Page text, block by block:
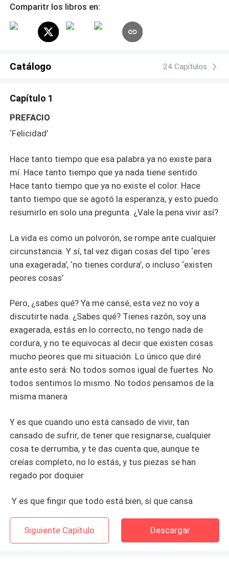
dará un giro en la vida de los 3. ¿Podrán continuar juntos
vida normal aún estando tan rotos?
Comparitr los libros en:
Catálogo 24 Capítulos
Capítulo 1
PREFACIO
‘Felicidad’
Hace tanto tiempo que esa palabra ya no existe para
mí. Hace tanto tiempo que ya nada tiene sentido.
Hace tanto tiempo que ya no existe el color. Hace
tanto tiempo que se agotó la esperanza, y esto puedo
resumirlo en solo una pregunta. ¿Vale la pena vivir así?
La vida es como un polvorón, se rompe ante cualquier
circunstancia. Y sí, tal vez digan cosas del tipo ‘eres
una exagerada’, ‘no tienes cordura’, o incluso ‘existen
peores cosas’
Pero, ¿sabes qué? Ya me cansé, esta vez no voy a
discutirte nada. ¿Sabes qué? Tienes razón, soy una
exagerada, estás en lo correcto, no tengo nada de
cordura, y no te equivocas al decir que existen cosas
mucho peores que mi situación. Lo único que diré
ante esto será: No todos somos igual de fuertes. No
todos sentimos lo mismo. No todos pensamos de la
misma manera
Y es que cuando uno está cansado de vivir, tan
cansado de sufrir, de tener que resignarse, cualquier
cosa te derrumba, y te das cuenta que, aunque te
creías completo, no lo estás, y tus piezas se han
regado por doquier
Y es que fingir que todo está bien, sí que cansa
Siguiente Capítulo Descargar